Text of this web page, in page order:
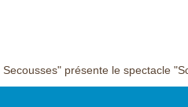
Secousses" présente le spectacle